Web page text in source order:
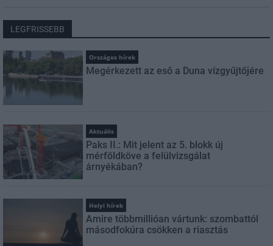
LEGFRISSEBB
Országos hírek
Megérkezett az eső a Duna vízgyűjtőjére
Aktuális
Paks II.: Mit jelent az 5. blokk új
mérföldköve a felülvizsgálat
árnyékában?
Helyi hírek
Amire többmillióan vártunk: szombattól
másodfokúra csökken a riasztás